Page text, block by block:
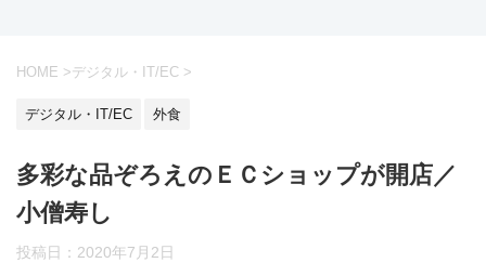
HOME >デジタル・IT/EC >
デジタル・IT/EC 外食
多彩な品ぞろえのＥＣショップが開店／
小僧寿し
投稿日：2020年7月2日